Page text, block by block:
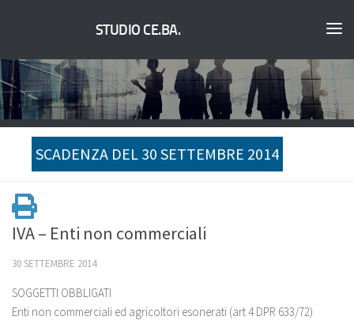
STUDIO CE.BA.
SCADENZA DEL 30 SETTEMBRE 2014
IVA – Enti non commerciali
30 SETTEMBRE 2014
SOGGETTI OBBLIGATI
Enti non commerciali ed agricoltori esonerati (art 4 DPR 633/72)